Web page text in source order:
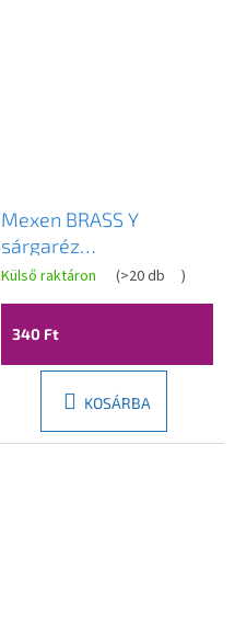
Mexen BRASS Y
sárgaréz
tömlőcsatlakozó 8 x 8 x
8 mm - W97429-
080808
Külső raktáron (>20 db )
340 Ft
KOSÁRBA